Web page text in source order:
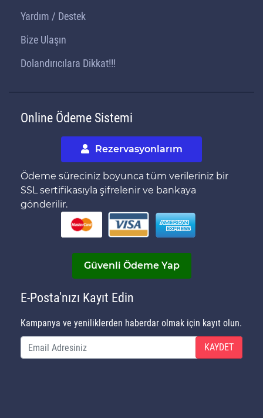
Yardım / Destek
Bize Ulaşın
Dolandırıcılara Dikkat!!!
Online Ödeme Sistemi
Rezervasyonlarım
Ödeme süreciniz boyunca tüm verileriniz bir
SSL sertifikasıyla şifrelenir ve bankaya
gönderilir.
Güvenli Ödeme Yap
E-Posta'nızı Kayıt Edin
Kampanya ve yeniliklerden haberdar olmak için kayıt olun.
KAYDET